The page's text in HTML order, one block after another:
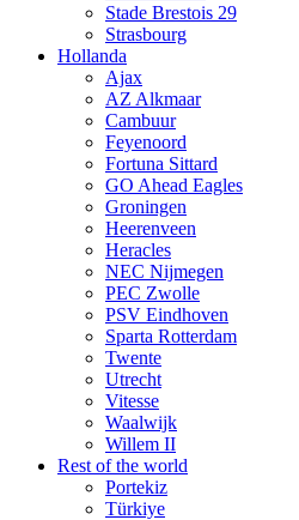
Stade Brestois 29
Strasbourg
Hollanda
Ajax
AZ Alkmaar
Cambuur
Feyenoord
Fortuna Sittard
GO Ahead Eagles
Groningen
Heerenveen
Heracles
NEC Nijmegen
PEC Zwolle
PSV Eindhoven
Sparta Rotterdam
Twente
Utrecht
Vitesse
Waalwijk
Willem II
Rest of the world
Portekiz
Türkiye